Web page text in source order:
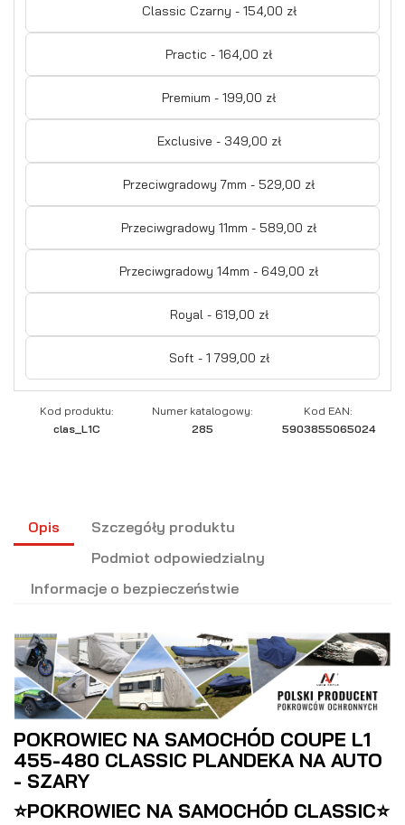
Classic Czarny - 154,00 zł
Practic - 164,00 zł
Premium - 199,00 zł
Exclusive - 349,00 zł
Przeciwgradowy 7mm - 529,00 zł
Przeciwgradowy 11mm - 589,00 zł
Przeciwgradowy 14mm - 649,00 zł
Royal - 619,00 zł
Soft - 1 799,00 zł
Kod produktu:
clas_L1C
Numer katalogowy:
285
Kod EAN:
5903855065024
Opis
Szczegóły produktu
Podmiot odpowiedzialny
Informacje o bezpieczeństwie
POKROWIEC NA SAMOCHÓD COUPE L1
455-480 CLASSIC PLANDEKA NA AUTO
- SZARY
⭐POKROWIEC NA SAMOCHÓD CLASSIC⭐